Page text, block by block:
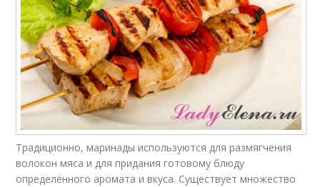
Традиционно, маринады используются для размягчения
волокон мяса и для придания готовому блюду
определённого аромата и вкуса. Существует множество